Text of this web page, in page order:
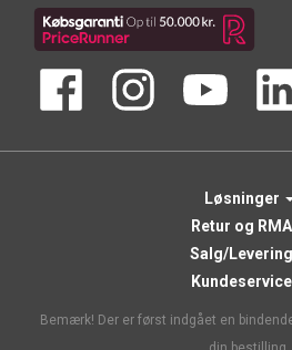
Løsninger
Retur og RMA
Salg/Levering
Kundeservice
Bemærk! Der er først indgået en